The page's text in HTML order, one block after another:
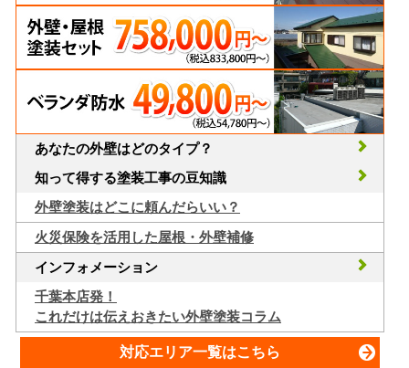
あなたの外壁はどのタイプ？
知って得する塗装工事の豆知識
外壁塗装はどこに頼んだらいい？
火災保険を活用した屋根・外壁補修
インフォメーション
千葉本店発！
これだけは伝えおきたい外壁塗装コラム
対応エリア一覧はこちら